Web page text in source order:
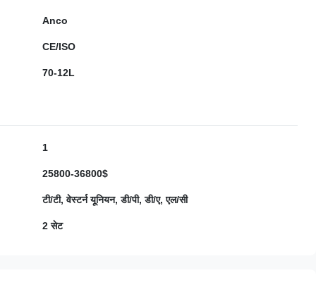
Anco
CE/ISO
70-12L
1
25800-36800$
टी/टी, वेस्टर्न यूनियन, डी/पी, डी/ए, एल/सी
2 सेट